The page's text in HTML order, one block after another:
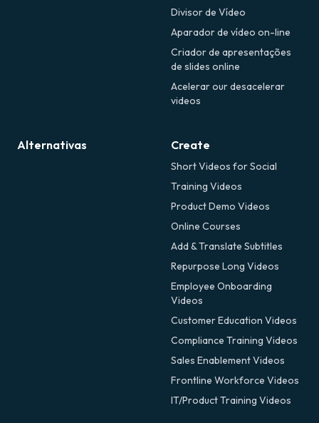
Divisor de Vídeo
Aparador de vídeo on-line
Criador de apresentações
de slides online
Acelerar our desacelerar
videos
Alternativas Create
Short Videos for Social
Training Videos
Product Demo Videos
Online Courses
Add & Translate Subtitles
Repurpose Long Videos
Employee Onboarding
Videos
Customer Education Videos
Compliance Training Videos
Sales Enablement Videos
Frontline Workforce Videos
IT/Product Training Videos